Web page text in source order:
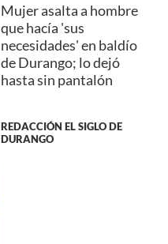
Mujer asalta a hombre
que hacía 'sus
necesidades' en baldío
de Durango; lo dejó
hasta sin pantalón
REDACCIÓN EL SIGLO DE
DURANGO